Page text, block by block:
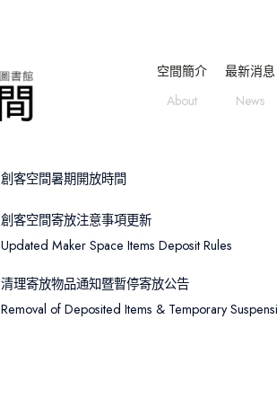
空間簡介
About
最新消息
News
創客空間暑期開放時間
創客空間寄放注意事項更新
Updated Maker Space Items Deposit Rules
清理寄放物品通知暨暫停寄放公告
Removal of Deposited Items & Temporary